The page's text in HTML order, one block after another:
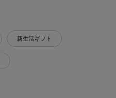
新生活ギフト